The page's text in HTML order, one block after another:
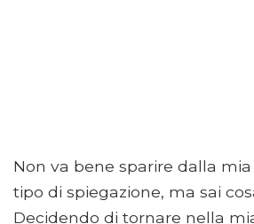
Non va bene sparire dalla
tipo di spiegazione, ma sai
Decidendo di tornare nella